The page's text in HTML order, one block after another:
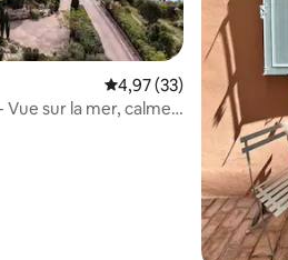
de 22 commentaires : 5 sur 5
Évaluation moyenne
4,97 (33)
Vue sur la mer, calme,